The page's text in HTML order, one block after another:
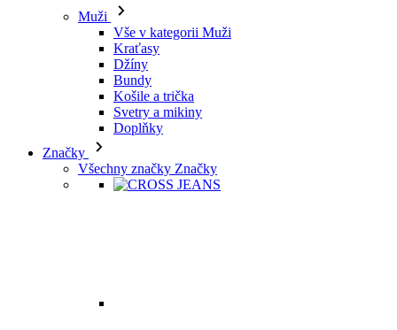
Muži
Vše v kategorii Muži
Kraťasy
Džíny
Bundy
Košile a trička
Svetry a mikiny
Doplňky
Značky
Všechny značky Značky